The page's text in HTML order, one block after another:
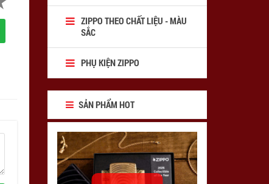
ZIPPO THEO CHẤT LIỆU - MÀU
SẮC
PHỤ KIỆN ZIPPO
SẢN PHẨM HOT